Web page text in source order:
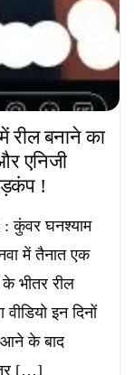
रील बनाने का
एनिजी
!
कुंवर घनश्याम
में तैनात एक
भीतर रील
इन दिनों
आने के बाद
[…]